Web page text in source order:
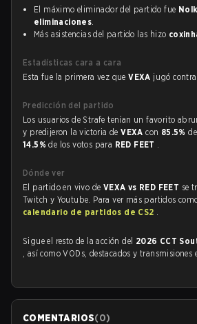
El máximo eliminador del partido fue
eliminaciones.
Más asistencias del partido las hizo
Estadísticas cara a cara
Esta fue la primera vez queVEXA jugó contra
Predicción del partido
Los usuarios de Strafe tenían un favorito
y predijeron la victoria deVEXAcon 85.5%
14.5%de los votos para RED FEET .
Dónde ver
El partido en vivo de VEXA vs RED FEET se
Twitch y Youtube. Para ver más partidos
calendario de partidos de CS2 .
Sigue el resto de la acción del 2026 CCT
, así como VODs, destacados y transmisiones
COMENTARIOS(0)